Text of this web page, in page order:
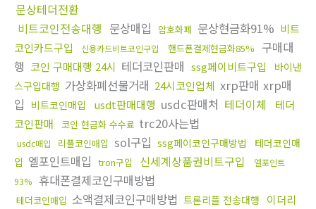
문상테더전환
비트코인전송대행 문상매입 암호화폐 문상현금화91% 비트
코인카드구입
신용카드비트코인구입 핸드폰결제현금화85%
구매대
행 코인 구매대행 24시 테더코인판매 ssg페이비트구입
바이낸
스구입대행 가상화폐선물거래 24시코인업체 xrp판매 xrp매
입 비트코인매입 usdt판매대행 usdc판매처 테더이체
테더
코인판매
코인 현금화 수수료 trc20사는법
usdc매입 리플코인매입 sol구입 ssg페이코인구매방법
테더코인매
입 엘포인트매입 tron구입 신세계상품권비트구입
엘포인트
93%
휴대폰결제코인구매방법
테더코인매입 소액결제코인구매방법 트론리플 전송대행 이더리